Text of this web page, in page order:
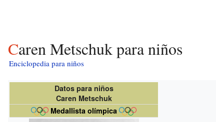
Caren Metschuk para niños
Enciclopedia para niños
Datos para niños
Caren Metschuk
Medallista olímpica